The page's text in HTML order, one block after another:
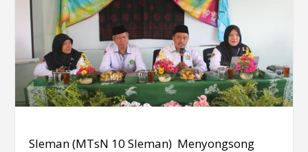
Sleman (MTsN 10 Sleman) Menyongsong